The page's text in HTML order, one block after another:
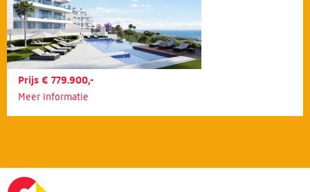
Prijs € 779.900,-
Meer informatie